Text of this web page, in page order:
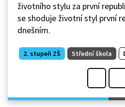
životního stylu za první
se shoduje životní styl první
dnešním.
2. stupeň ZŠ Střední škola